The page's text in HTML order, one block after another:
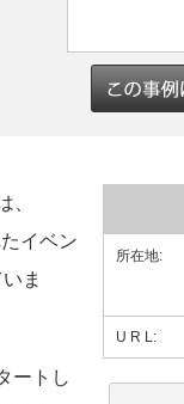
、
イベン
ま
ートし
所在地:
U R L: